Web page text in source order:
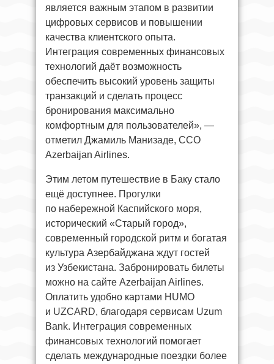
является важным этапом в развитии
цифровых сервисов и повышении
качества клиентского опыта.
Интеграция современных финансовых
технологий даёт возможность
обеспечить высокий уровень защиты
транзакций и сделать процесс
бронирования максимально
комфортным для пользователей», —
отметил Джамиль Манизаде, ССО
Azerbaijan Airlines.
Этим летом путешествие в Баку стало
ещё доступнее. Прогулки
по набережной Каспийского моря,
исторический «Старый город»,
современный городской ритм и богатая
культура Азербайджана ждут гостей
из Узбекистана. Забронировать билеты
можно на сайте Azerbaijan Airlines.
Оплатить удобно картами HUMO
и UZCARD, благодаря сервисам Uzum
Bank. Интеграция современных
финансовых технологий помогает
сделать международные поездки более